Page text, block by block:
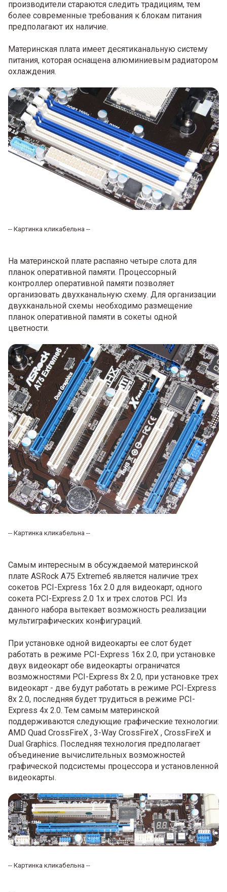
производители стараются следить традициям, тем
более современные требования к блокам питания
предполагают их наличие.
Материнская плата имеет десятиканальную систему
питания, которая оснащена алюминиевым радиатором
охлаждения.
-- Картинка кликабельна --
На материнской плате распаяно четыре слота для
планок оперативной памяти. Процессорный
контроллер оперативной памяти позволяет
организовать двухканальную схему. Для организации
двухканальной схемы необходимо размещение
планок оперативной памяти в сокеты одной
цветности.
-- Картинка кликабельна --
Самым интересным в обсуждаемой материнской
плате ASRock A75 Extreme6 является наличие трех
сокетов PCI-Express 16x 2.0 для видеокарт, одного
сокета PCI-Express 2.0 1x и трех слотов PCI. Из
данного набора вытекает возможность реализации
мультиграфических конфигураций.
При установке одной видеокарты ее слот будет
работать в режиме PCI-Express 16x 2.0, при установке
двух видеокарт обе видеокарты ограничатся
возможностями PCI-Express 8x 2.0, при установке трех
видеокарт - две будут работать в режиме PCI-Express
8x 2.0, последняя будет трудиться в режиме PCI-
Express 4x 2.0. Тем самым материнской
поддерживаются следующие графические технологии:
AMD Quad CrossFireX , 3-Way CrossFireX , CrossFireX и
Dual Graphics. Последняя технология предполагает
объединение вычислительных возможностей
графической подсистемы процессора и установленной
видеокарты.
-- Картинка кликабельна --